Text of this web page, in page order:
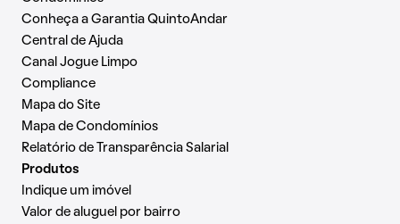
Conheça a Garantia QuintoAndar
Central de Ajuda
Canal Jogue Limpo
Compliance
Mapa do Site
Mapa de Condomínios
Relatório de Transparência Salarial
Produtos
Indique um imóvel
Valor de aluguel por bairro